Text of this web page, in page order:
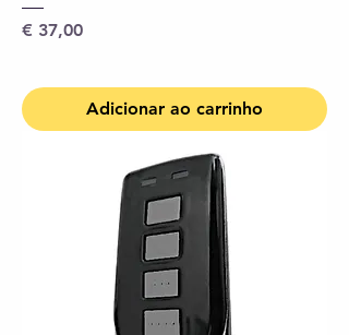
Preço
€ 37,00
Adicionar ao carrinho